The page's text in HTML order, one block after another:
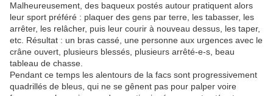
Malheureusement, des baqueux postés autour pratiquent alors
leur sport préféré : plaquer des gens par terre, les tabasser, les
arrêter, les relâcher, puis leur courir à nouveau dessus, les taper,
etc. Résultat : un bras cassé, une personne aux urgences avec le
crâne ouvert, plusieurs blessés, plusieurs arrêté-e-s, beau
tableau de chasse.
Pendant ce temps les alentours de la facs sont progressivement
quadrillés de bleus, qui ne se gênent pas pour palper voire